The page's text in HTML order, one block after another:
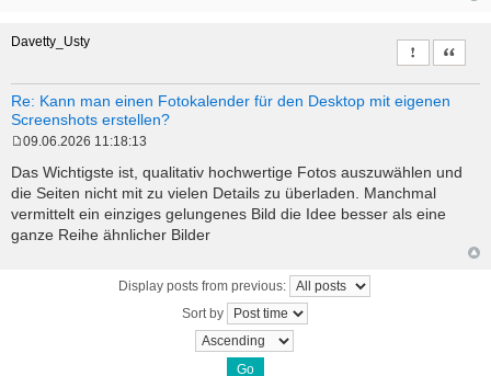
Davetty_Usty
Re: Kann man einen Fotokalender für den Desktop mit eigenen
Screenshots erstellen?
Report this
Quote
o
t
09.06.2026 11:18:13
Das Wichtigste ist, qualitativ hochwertige Fotos auszuwählen und
die Seiten nicht mit zu vielen Details zu überladen. Manchmal
vermittelt ein einziges gelungenes Bild die Idee besser als eine
ganze Reihe ähnlicher Bilder
Display posts from previous:
Sort by